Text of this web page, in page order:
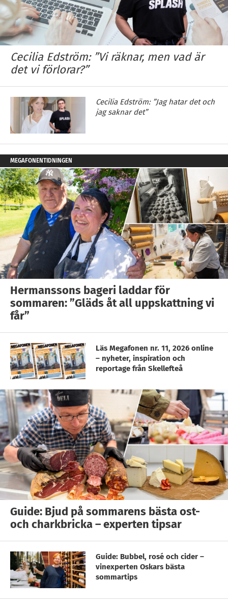
Cecilia Edström: ”Vi räknar, men vad är
det vi förlorar?”
Cecilia Edström: ”Jag hatar det och
jag saknar det”
MEGAFONENTIDNINGEN
Hermanssons bageri laddar för
sommaren: ”Gläds åt all uppskattning vi
får”
Läs Megafonen nr. 11, 2026 online
– nyheter, inspiration och
reportage från Skellefteå
Guide: Bjud på sommarens bästa ost-
och charkbricka – experten tipsar
Guide: Bubbel, rosé och cider –
vinexperten Oskars bästa
sommartips